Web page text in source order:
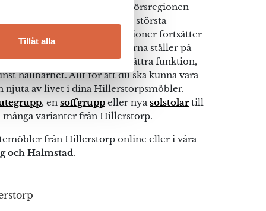
Tillåt alla
den välkända entreprenörsregionen
idag en av Skandinaviens största
Med stolta traditioner fortsätter
som utomhussäsongerna ställer på
arbetar ständigt med att förbättra funktion,
hållbarhet. Allt för att du ska kunna vara
njuta av livet i dina Hillerstorpsmöbler.
, en soffgrupp eller nyasolstolartill
varianter från Hillerstorp.
från Hillerstorp online eller i våra
och Halmstad.